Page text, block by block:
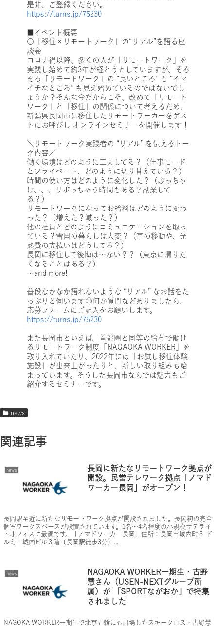
是非、ご登録ください。
https://turns.jp/75230
■イベント概要
〇「移住×リモートワーク」の“リアル”を語る座
談会
コロナ禍以降、多くの人が「リモートワーク」を
実践し始めて約3年が経とうとしていますが、そろ
そろ「リモートワーク」の “良いところ” も “イマ
イチなところ” も見え始めているのではないでし
ょうか？そんな今だからこそ、改めて「リモート
ワーク」と「移住」の関係について考えるため、
新潟県長岡市に移住したリモートワーカーをゲス
トにお呼びし オンラインセミナーを開催します！
＼リモートワーク実践者の “リアル” を伝えるトー
ク内容／
働く環境はどのように工夫してる？（仕事モード
とプライベート、どのように切り替えている？）
時間の使い方はどのように変化した？（ぶっちゃ
け、、、サボっちゃう時間もある？副業して
る？）
リモートワークになってお給料はどのように変わ
った？（増えた？減った？）
他の社員とどのようにコミュニケーションを取っ
ている？雪国の暮らしは大変？（車の移動や、光
熱費の支払いはどうしてる？）
長岡に移住して後悔は…ない？？（東京に帰りた
くなることはある？）
…and more!
普段なかなか語れないような “リアル” なお話をた
っぷりと伺います◎何か質問などありましたら、
応募フォームにご記入をお願いします。
https://turns.jp/75230
また長岡市といえば、首都圏と同等の給与で働け
るリモートワーク制度「NAGAOKA WORKER」を
取り入れていたり、2022年には「お試し移住体験
施設」が出来上がったりと、新しい取り組みも始
まっています。そうした長岡市ならでは魅力もご
紹介するセミナーです。
news
関連記事
news
長岡に新たなリモートワーク拠点が
開設。民営テレワーク拠点「ノマド
ワーカー長岡」がオープン！
長岡駅至近に新たなリモートワーク拠点が開設されました。長岡初の完全
個室ワークスペースが設置されています。1名～4名程度の小規模サテライ
トオフィスに最適です。「ノマドワーカー長岡」住所：長岡市城内町３ ド
ルミー城内ビル３階（長岡駅徒歩3分）...
news
NAGAOKA WORKER一期生・古野
慧さん（USEN-NEXTグループ所
属）が 「SPORTながおか」で特集
されました
NAGOKA WORKER一期生で北京五輪にも出場したスキークロス・古野慧